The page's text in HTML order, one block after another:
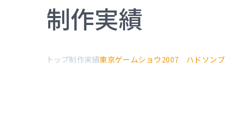
制作実績
トップ制作実績東京ゲームショウ2007 ハドソン